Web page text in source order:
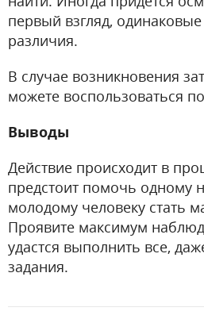
первый взгляд,
различия.
В случае возникновения
можете воспользоваться
Выводы
Действие происходит в
предстоит помочь одному
молодому человеку стать
Проявите максимум
удастся выполнить все,
задания.